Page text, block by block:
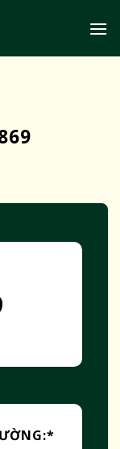
*